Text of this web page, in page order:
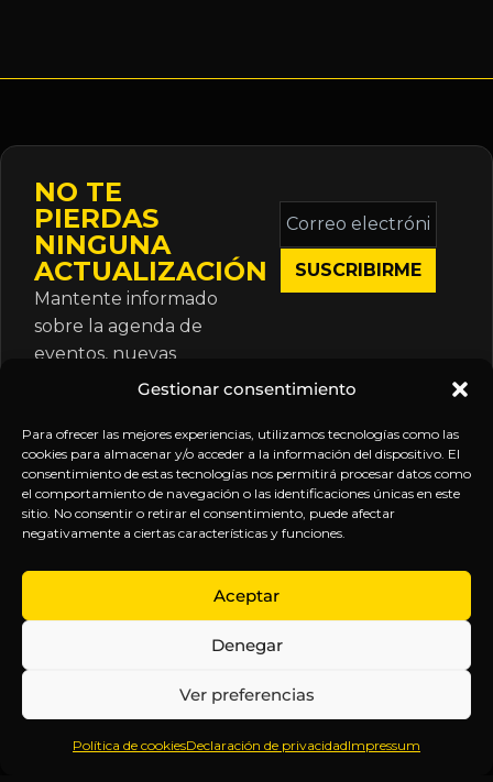
Gestionar consentimiento
Para ofrecer las mejores experiencias, utilizamos tecnologías como las
cookies para almacenar y/o acceder a la información del dispositivo. El
consentimiento de estas tecnologías nos permitirá procesar datos como
el comportamiento de navegación o las identificaciones únicas en este
sitio. No consentir o retirar el consentimiento, puede afectar
negativamente a ciertas características y funciones.
Aceptar
Denegar
Ver preferencias
Política de cookiesDeclaración de privacidadImpressum
NO TE
PIERDAS
NINGUNA
ACTUALIZACIÓN
Mantente informado
sobre la agenda de
eventos, nuevas
publicaciones y
suscripción.
Correo
electrónico
*
Inteligencia
Anticipándonos
EXPLORA
Inicio
Sobre
Contenido
Webinars
LEGAL
Política
de
Términos y
Aviso
SÍGUENOS